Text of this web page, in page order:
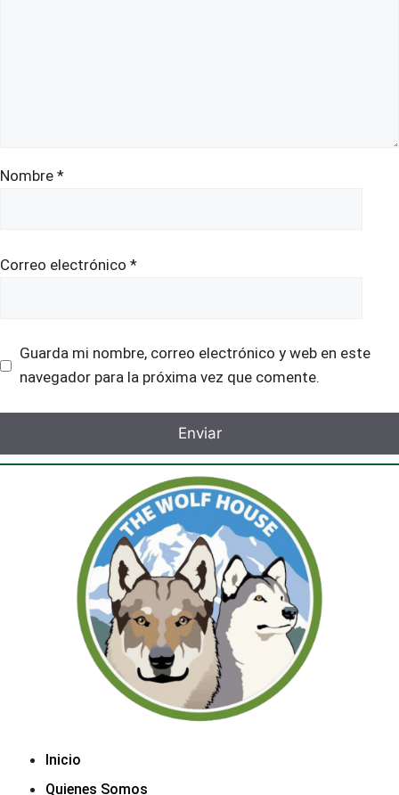
Nombre *
Correo electrónico *
Guarda mi nombre, correo electrónico y web en este
navegador para la próxima vez que comente.
Inicio
Quienes Somos